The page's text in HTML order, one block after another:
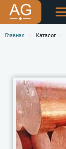
Главная Каталог